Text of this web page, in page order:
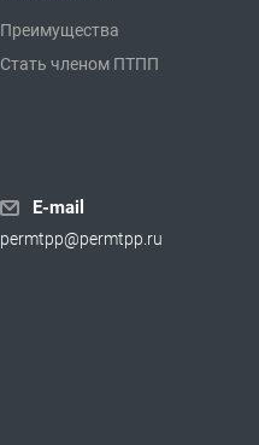
Преимущества
Стать членом ПТПП
E-mail
permtpp@permtpp.ru